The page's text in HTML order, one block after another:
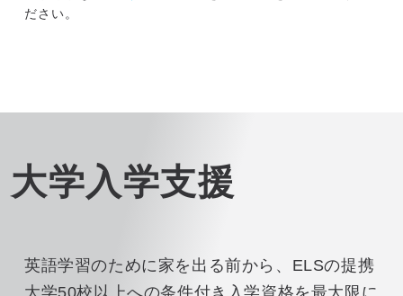
ださい。
大学入学支援
英語学習のために家を出る前から、ELSの提携
大学50校以上への条件付き入学資格を最大限に